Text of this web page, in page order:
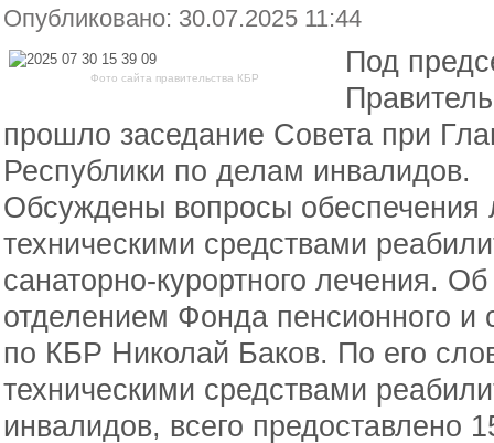
Опубликовано: 30.07.2025 11:44
Фото сайта правительства КБР
Под
прошло заседание Совета при
Республики по делам инвалидов.
Обсуждены вопросы обеспечения
техническими средствами
санаторно-курортного лечения.
отделением Фонда пенсионного и
по КБР Николай Баков. По его
техническими средствами
инвалидов, всего предоставлено